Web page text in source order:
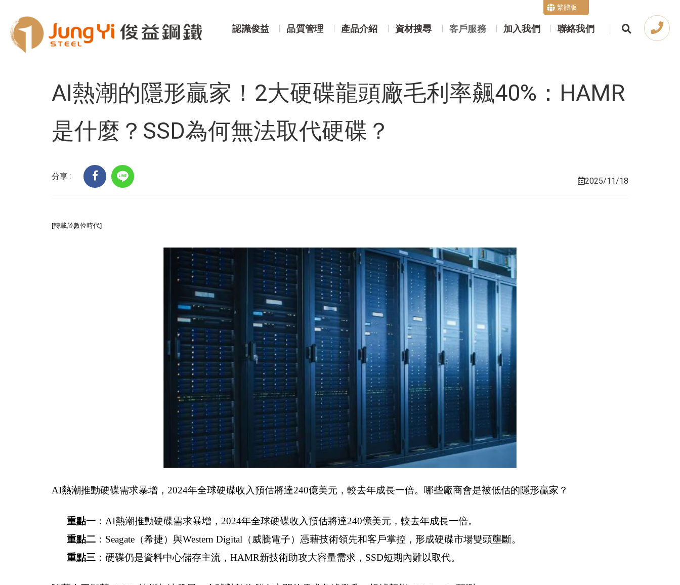
繁體版
English
認識俊益 品質管理 產品介紹 資材搜尋 客戶服務 加入我們 聯絡我們
AI熱潮的隱形贏家！2大硬碟龍頭廠毛利率飆40%：HAMR
是什麼？SSD為何無法取代硬碟？
2025/11/18
分享 :
[轉載於數位時代]
AI熱潮推動硬碟需求暴增，2024年全球硬碟收入預估將達240億美元，較去年成長一倍。哪些廠商會是被低估的隱形贏家？
重點一 ：AI熱潮推動硬碟需求暴增，2024年全球硬碟收入預估將達240億美元，較去年成長一倍。
重點二 ：Seagate（希捷）與Western Digital（威騰電子）憑藉技術領先和客戶掌控，形成硬碟市場雙頭壟斷。
重點三 ：硬碟仍是資料中心儲存主流，HAMR新技術助攻大容量需求，SSD短期內難以取代。